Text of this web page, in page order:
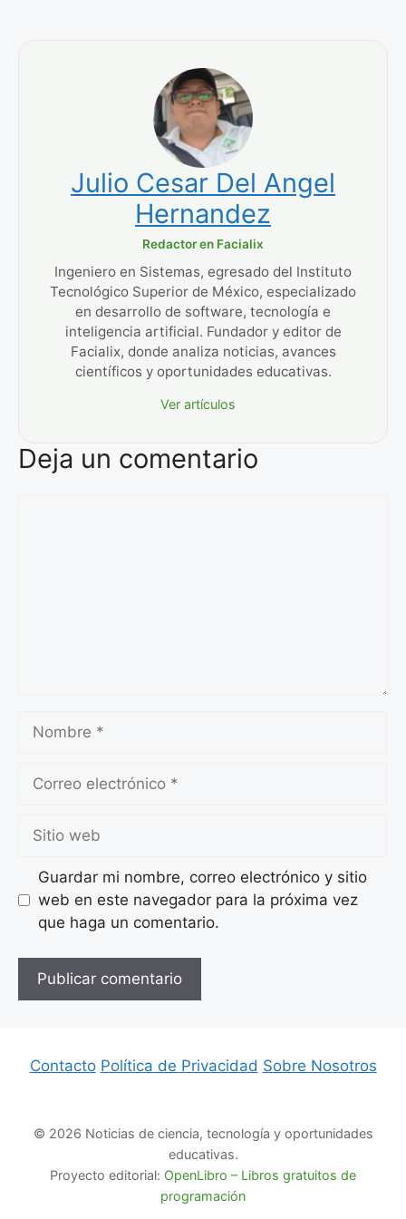
Julio Cesar Del Angel
Hernandez
Redactor en Facialix
Ingeniero en Sistemas, egresado del Instituto
Tecnológico Superior de México, especializado
en desarrollo de software, tecnología e
inteligencia artificial. Fundador y editor de
Facialix, donde analiza noticias, avances
científicos y oportunidades educativas.
Ver artículos
Deja un comentario
Nombre
Correo
Sitio
web
Guardar mi nombre, correo electrónico y sitio
web en este navegador para la próxima vez
que haga un comentario.
Contacto Política de Privacidad Sobre Nosotros
© 2026 Noticias de ciencia, tecnología y oportunidades
educativas.
Proyecto editorial: OpenLibro – Libros gratuitos de
programación